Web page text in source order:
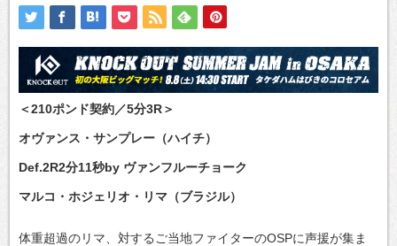
＜210ポンド契約／5分3R＞
オヴァンス・サンプレー（ハイチ）
Def.2R2分11秒by ヴァンフルーチョーク
マルコ・ホジェリオ・リマ（ブラジル）
体重超過のリマ、対するご当地ファイターのOSPに声援が集ま